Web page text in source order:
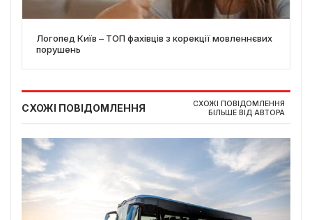
Логопед Київ – ТОП фахівців з корекції мовленнєвих
порушень
СХОЖІ ПОВІДОМЛЕННЯ
СХОЖІ ПОВІДОМЛЕННЯ
БІЛЬШЕ ВІД АВТОРА